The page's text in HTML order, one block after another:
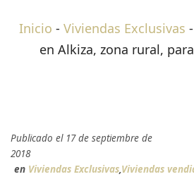
Inicio - Viviendas Exclusivas -
en Alkiza, zona rural,
Publicado el 17 de septiembre de
2018
en Viviendas Exclusivas,Viviendas